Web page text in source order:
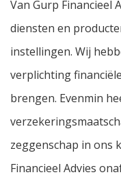
Van Gurp Financieel
diensten en
instellingen. Wij
verplichting
brengen. Evenmin
zeggenschap in ons
Financieel Advies